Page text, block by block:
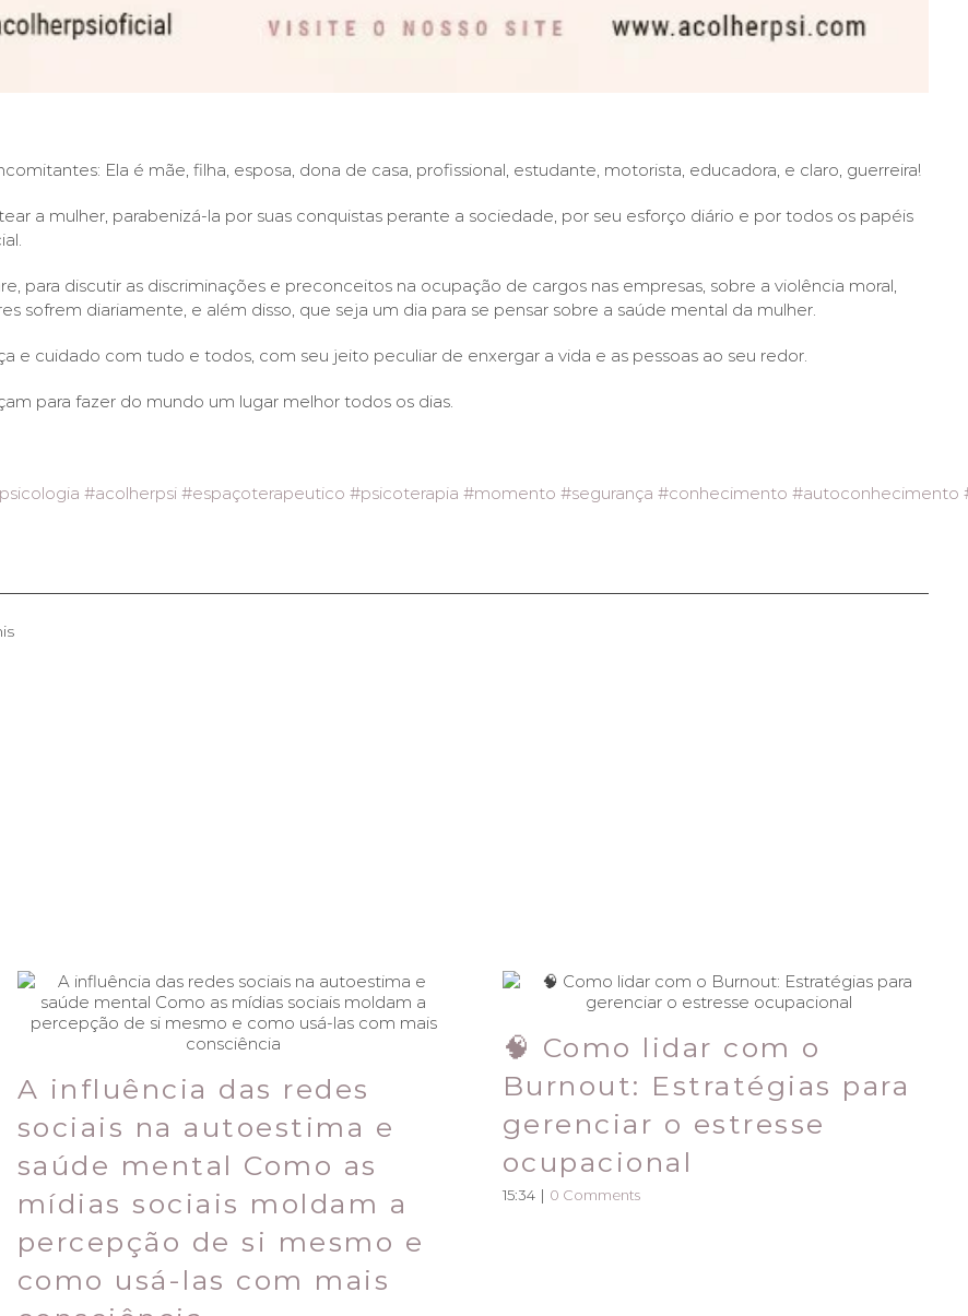
Ela é mãe, filha, esposa, dona de casa, profissional, estudante, motorista, educadora, e claro, guerreira!
a mulher, parabenizá-la por suas conquistas perante a sociedade, por seu esforço diário e por todos os papéis
para discutir as discriminações e preconceitos na ocupação de cargos nas empresas, sobre a violência moral,
sofrem diariamente, e além disso, que seja um dia para se pensar sobre a saúde mental da mulher.
e cuidado com tudo e todos, com seu jeito peculiar de enxergar a vida e as pessoas ao seu redor.
para fazer do mundo um lugar melhor todos os dias.
#acolherpsi #espaçoterapeutico #psicoterapia #momento #segurança #conhecimento #autoconhecimento
A influência das redes
sociais na autoestima e
saúde mental Como as
mídias sociais moldam a
percepção de si mesmo e
como usá-las com mais
🧠 Como lidar com o
Burnout: Estratégias para
gerenciar o estresse
ocupacional
15:34 | 0 Comments